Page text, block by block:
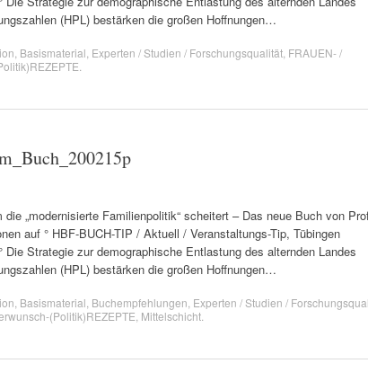
(HPL) bestärken die großen Hoffnungen…
Basismaterial Experten / Studien / Forschungsqualität FRAUEN- /
„modernisierte Familienpolitik“ scheitert – Das neue Buch von
auf ° HBF-BUCH-TIP / Aktuell / Veranstaltungs-Tip, Tübingen
Strategie zur demographische Entlastung des alternden Landes
(HPL) bestärken die großen Hoffnungen…
Basismaterial Buchempfehlungen Experten / Studien /
(Politik)REZEPTE Mittelschicht